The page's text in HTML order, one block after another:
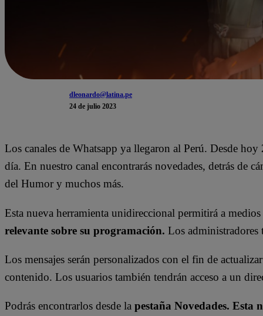
dleonardo@latina.pe
24 de julio 2023
Los canales de Whatsapp ya llegaron al Perú. Desde
día. En nuestro canal encontrarás novedades, detrás de
del Humor y muchos más.
Esta nueva herramienta unidireccional permitirá a
relevante sobre su programación. Los
Los mensajes serán personalizados con el fin de
contenido. Los usuarios también tendrán acceso a un
Podrás encontrarlos desde la pestaña Novedades. Esta